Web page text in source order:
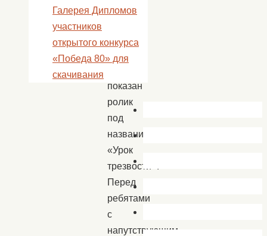
показан
ролик
под
названием
«Урок
трезвости».
Перед
ребятами
с
напутствующим
Галерея Дипломов
участников
открытого конкурса
«Победа 80» для
скачивания